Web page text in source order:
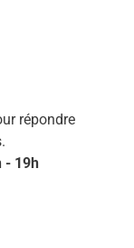
répondre
- 19h